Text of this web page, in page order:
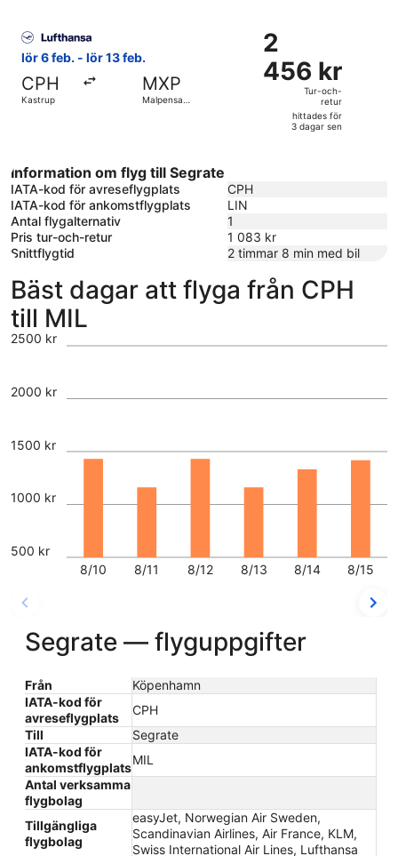
dagar
sen
lör 6 feb. - lör 13 feb.
CPH
Kastrup
MXP
Malpensa
2
456 kr
Tur-
retur,
hittades
2
456 kr
Tur-och-
retur
hittades för
3 dagar sen
Information om flyg till Segrate
IATA-kod för avreseflygplats
CPH
IATA-kod för ankomstflygplats
LIN
Antal flygalternativ
1
Pris tur-och-retur
1 083 kr
Snittflygtid
2 timmar 8 min med bil
Bäst dagar att flyga från CPH
till MIL
8/10 8/11 8/12 8/13 8/14 8/15
500 kr
1000 kr
1500 kr
2000 kr
2500 kr
Segrate — flyguppgifter
Från
Köpenhamn
IATA-kod för
avreseflygplats
CPH
Till
Segrate
IATA-kod för
ankomstflygplats
MIL
Antal verksamma
flygbolag
Tillgängliga
flygbolag
easyJet, Norwegian Air Sweden,
Scandinavian Airlines, Air France, KLM,
Swiss International Air Lines, Lufthansa